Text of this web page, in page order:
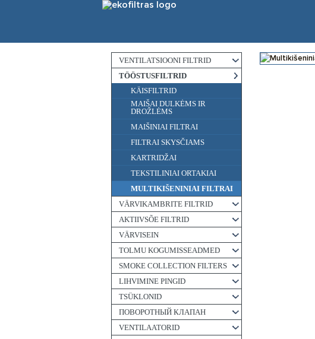
VENTILATSIOONI FILTRID
TÖÖSTUSFILTRID
KÄISFILTRID
MAIŠAI DULKĖMS IR
DROŽLĖMS
MAIŠINIAI FILTRAI
FILTRAI SKYSČIAMS
KARTRIDŽAI
TEKSTILINIAI ORTAKIAI
MULTIKIŠENINIAI FILTRAI
VÄRVIKAMBRITE FILTRID
AKTIIVSÕE FILTRID
VÄRVISEIN
TOLMU KOGUMISSEADMED
SMOKE COLLECTION FILTERS
LIHVIMINE PINGID
TSÜKLONID
ПОВОРОТНЫЙ КЛАПАН
VENTILAATORID